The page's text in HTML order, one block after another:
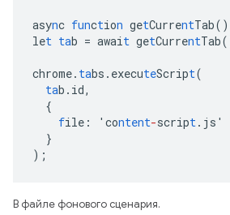
async function getCurrentTab()
let tab = await getCurrent
chrome. tabs.executeScript(
tab.id,
{
file : 'content-script.js'
}
);
В файле фонового сценария.